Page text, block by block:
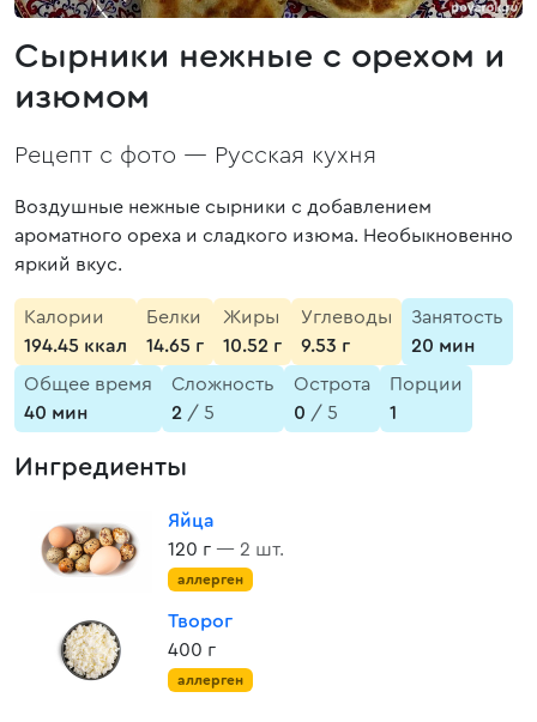
Сырники нежные с орехом и
изюмом
Рецепт с фото — Русская кухня
Воздушные нежные сырники с добавлением
ароматного ореха и сладкого изюма. Необыкновенно
яркий вкус.
Калории
194.45 ккал
Белки
14.65 г
Жиры
10.52 г
Углеводы
9.53 г
Занятость
20 мин
Общее время
40 мин
Сложность
2 / 5
Острота
0 / 5
Порции
1
Ингредиенты
Яйца
120 г — 2 шт.
аллерген
Творог
400 г
аллерген